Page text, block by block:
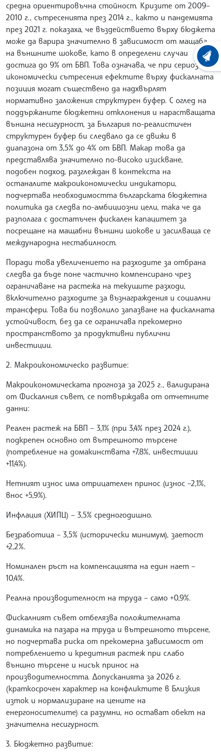
средна ориентировъчна стойност. Кризите от 2009–
2010 г., сътресенията през 2014 г., както и пандемията
през 2021 г. показаха, че въздействието върху бюджета
може да варира значително в зависимост от мащаба
на външните шокове, като в определени случаи
достига до 9% от БВП. Това означава, че при сериозни
икономически сътресения ефектите върху фискалната
позиция могат съществено да надхвърлят
нормативно заложения структурен буфер. С оглед на
поддържаните бюджетни отклонения и нарастващата
външна несигурност, за България по-реалистичен
структурен буфер би следвало да се движи в
диапазона от 3,5% до 4% от БВП. Макар това да
представлява значително по-високо изискване,
подобен подход, разглеждан в контекста на
останалите макроикономически индикатори,
подчертава необходимостта българската бюджетна
политика да следва по-амбициозни цели, така че да
разполага с достатъчен фискален капацитет за
посрещане на мащабни външни шокове и засилваща се
международна нестабилност.
Поради това увеличението на разходите за отбрана
следва да бъде поне частично компенсирано чрез
ограничаване на растежа на текущите разходи,
включително разходите за възнаграждения и социални
трансфери. Това би позволило запазване на фискалната
устойчивост, без да се ограничава прекомерно
пространството за продуктивни публични
инвестиции.
2. Макроикономическо развитие:
Макроикономическата прогноза за 2025 г., валидирана
от Фискалния съвет, се потвърждава от отчетните
данни:
Реален растеж на БВП – 3,1% (при 3,4% през 2024 г.),
подкрепен основно от вътрешното търсене
(потребление на домакинствата +7,8%, инвестиции
+11,4%).
Нетният износ има отрицателен принос (износ –2,1%,
внос +5,9%).
Инфлация (ХИПЦ) – 3,5% средногодишно.
Безработица – 3,5% (исторически минимум), заетост
+2,2%.
Номинален ръст на компенсацията на един нает –
10,4%.
Реална производителност на труда – само +0,9%.
Фискалният съвет отбелязва положителната
динамика на пазара на труда и вътрешното търсене,
но подчертава риска от прекомерна зависимост от
потреблението и кредитния растеж при слабо
външно търсене и нисък принос на
производителността. Допусканията за 2026 г.
(краткосрочен характер на конфликтите в Близкия
изток и нормализиране на цените на
енергоносителите) са разумни, но остават обект на
значителна несигурност.
3. Бюджетно развитие: